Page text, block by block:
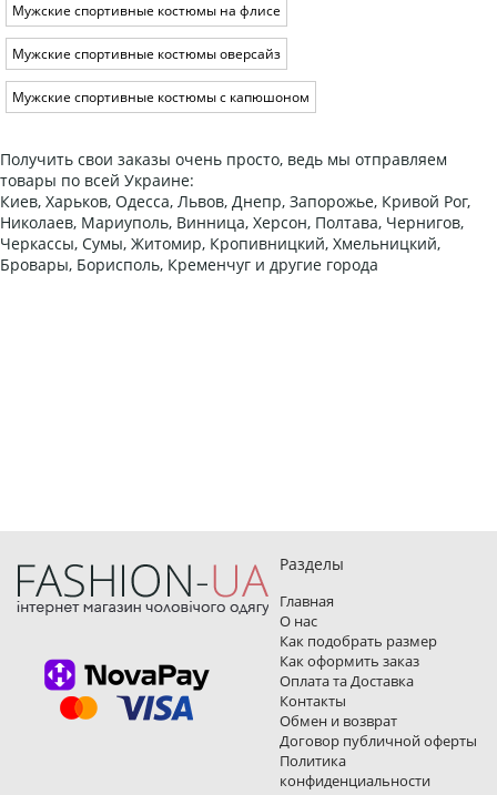
Мужские спортивные костюмы на флисе
Мужские спортивные костюмы оверсайз
Мужские спортивные костюмы с капюшоном
Получить свои заказы очень просто, ведь мы отправляем
товары по всей Украине:
Киев, Харьков, Одесса, Львов, Днепр, Запорожье, Кривой Рог,
Николаев, Мариуполь, Винница, Херсон, Полтава, Чернигов,
Черкассы, Сумы, Житомир, Кропивницкий, Хмельницкий,
Бровары, Борисполь, Кременчуг и другие города
Разделы
Главная
О нас
Как подобрать размер
Как оформить заказ
Оплата та Доставка
Контакты
Обмен и возврат
Договор публичной оферты
Политика
конфиденциальности